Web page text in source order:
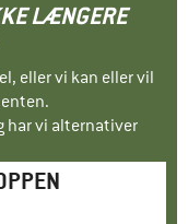
LÆNGERE
eller vi kan eller vil
har vi alternativer